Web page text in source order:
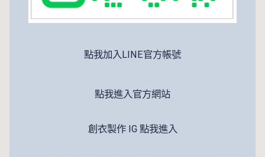
點我加入LINE官方帳號
點我進入官方網站
創衣製作 IG 點我進入